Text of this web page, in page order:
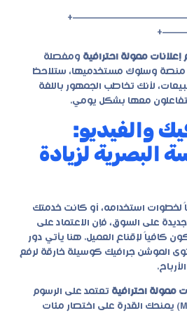
ممولة احترافية ومفصلة
وسلوك مستخدميها، ستلاحظ
لأنك تخاطب الجمهور باللغة
معها بشكل يومي.
والفيديو:
البصرية لزيادة
لخطوات استخدامه، أو كانت خدمتك
على السوق، فإن الاعتماد على
كافياً لإقناع العميل. هنا يأتي دور
الموشن جرافيك كوسيلة خارقة لرفع
ممولة احترافية تعتمد على الرسوم
المتحركة (Motion Graphics) يمنحك القدرة على اختصار مئات